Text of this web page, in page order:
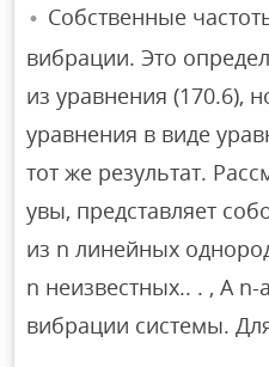
Собственные
вибрации. Это
из уравнения (170.6),
уравнения в виде
тот же результат.
увы, представляет
из n линейных
n неизвестных.. . , А
вибрации системы.